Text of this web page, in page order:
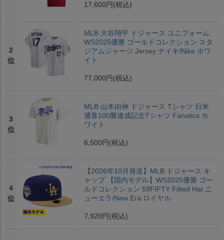
17,600円 (税込)
2
位
MLB 大谷翔平 ドジャース ユニフォーム
WS2025優勝 ゴールドコレクション スタ
ジアムジャージ Jersey ナイキ/Nike ホワ
イト
77,000円 (税込)
3
位
MLB 山本由伸 ドジャース Tシャツ 日米
通算100勝達成記念Tシャツ Fanatics ホ
ワイト
6,500円 (税込)
4
位
【2026年10月発送】MLB ドジャース キ
ャップ 【国内モデル】WS2025優勝 ゴー
ルドコレクション 59FIFTY Fitted Hat ニ
ューエラ/New Era ロイヤル
7,920円 (税込)